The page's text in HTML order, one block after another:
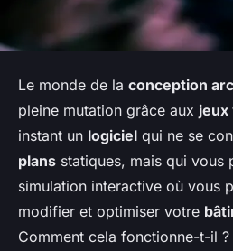
Le monde de la conception
pleine mutation grâce aux jeux
instant un logiciel qui ne se
plans statiques, mais qui vous
simulation interactive où vous
modifier et optimiser votre
Comment cela fonctionne-t-il